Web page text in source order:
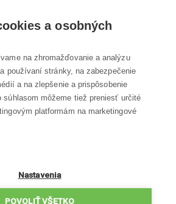
a osobných
na zhromažďovanie a analýzu
používaní stránky, na zabezpečenie
a na zlepšenie a prispôsobenie
súhlasom môžeme tiež preniesť určité
platformám na marketingové
Nastavenia
POVOLIŤ VŠETKO